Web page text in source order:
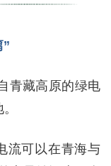
”
青藏高原的绿电
流可以在青海与